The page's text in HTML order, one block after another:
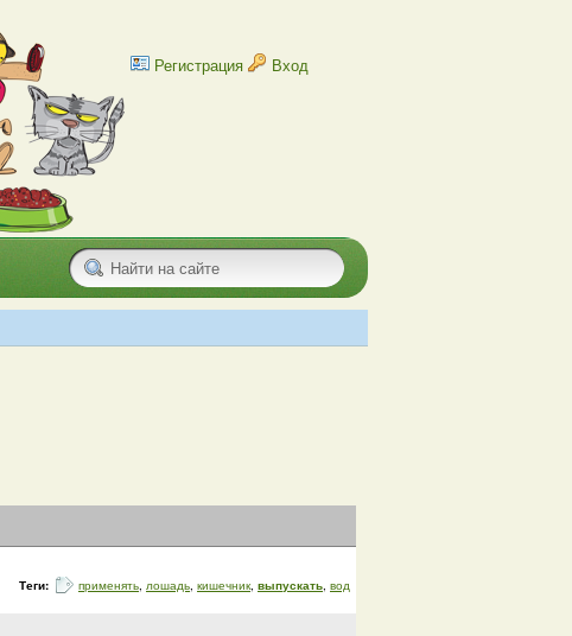
Регистрация Вход
Теги: применять, лошадь, кишечник, выпускать, вод